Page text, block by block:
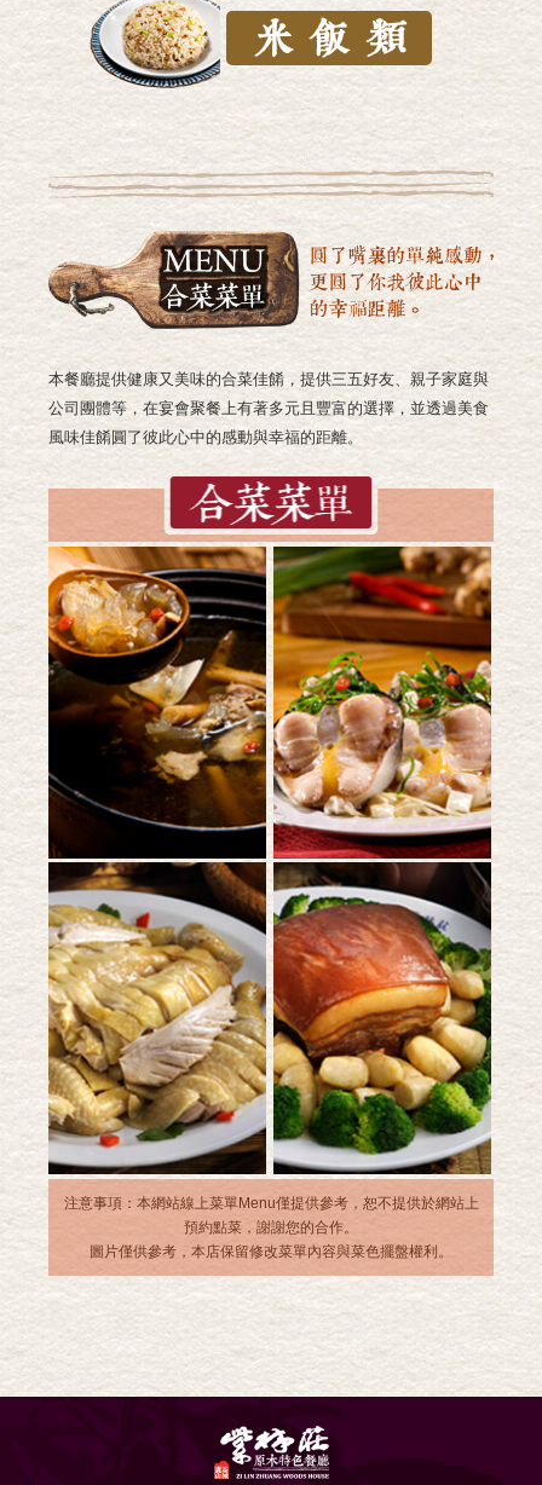
本餐廳提供健康又美味的合菜佳餚，提供三五好友、親子家庭與
公司團體等，在宴會聚餐上有著多元且豐富的選擇，並透過美食
風味佳餚圓了彼此心中的感動與幸福的距離。
注意事項：本網站線上菜單Menu僅提供參考，恕不提供於網站上
預約點菜，謝謝您的合作。
圖片僅供參考，本店保留修改菜單內容與菜色擺盤權利。